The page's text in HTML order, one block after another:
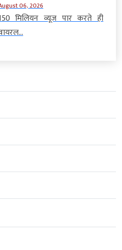
06, 2026
मिलियन व्यूज पार करते ही